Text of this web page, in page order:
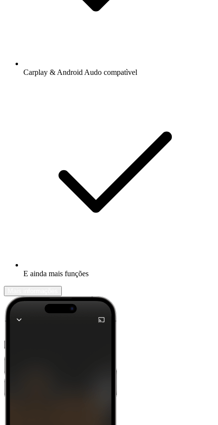
Carplay & Android Audo compatìvel
E ainda mais funções